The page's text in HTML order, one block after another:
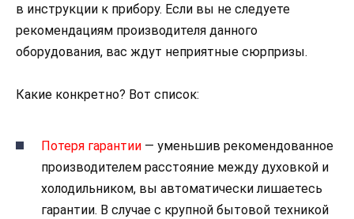
в инструкции к прибору. Если вы не следуете
рекомендациям производителя данного
оборудования, вас ждут неприятные сюрпризы.
Какие конкретно? Вот список:
Потеря гарантии — уменьшив рекомендованное
производителем расстояние между духовкой и
холодильником, вы автоматически лишаетесь
гарантии. В случае с крупной бытовой техникой